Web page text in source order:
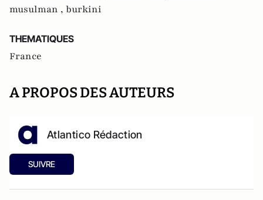
musulman , burkini
THEMATIQUES
France
A PROPOS DES AUTEURS
Atlantico Rédaction
SUIVRE